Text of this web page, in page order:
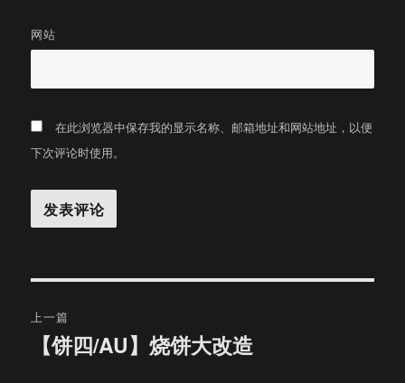
网站
在此浏览器中保存我的显示名称、邮箱地址和网站地址，以便
下次评论时使用。
章
上一篇
【饼四/AU】烧饼大改造